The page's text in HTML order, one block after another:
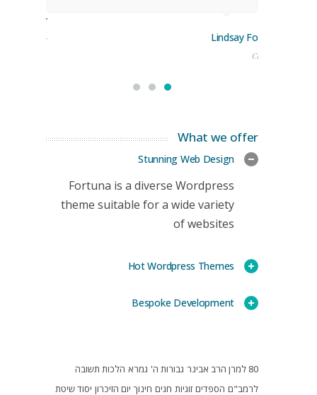
Lindsay Ford
CEO
Stoner
Manager
What we offer
Stunning Web Design
Fortuna is a diverse Wordpress
theme suitable for a wide variety
of websites
Hot Wordpress Themes
Bespoke Development
80 למרן הרב אבינר גבורות ה' גמרא הלכות תשובה
לרמב"ם הספדים זוגיות חגים חינוך יום הזיכרון יסוד שיטת